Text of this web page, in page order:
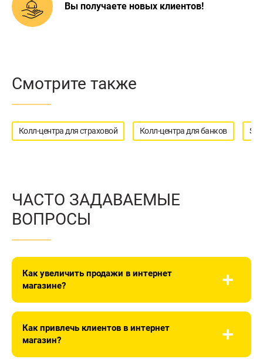
Вы получаете новых клиентов!
Смотрите также
Колл-центра для страховой Колл-центра для банков
ЧАСТО ЗАДАВАЕМЫЕ
ВОПРОСЫ
Как увеличить продажи в интернет
магазине?
По мере роста продаж растет объем обращений в
компанию. Чтобы быстро обрабатывать их
самостоятельно, нужно приобрести оборудование,
Как привлечь клиентов в интернет
магазин?